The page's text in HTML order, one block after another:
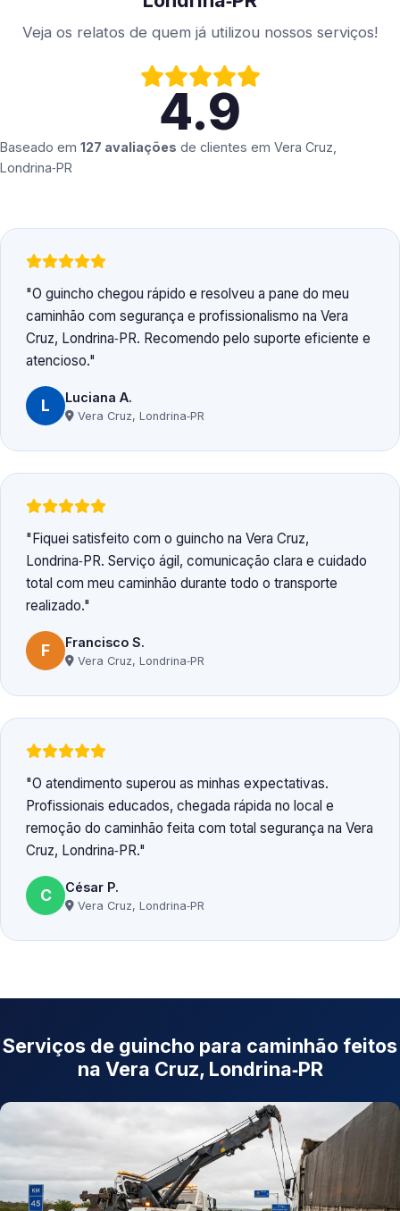
Veja os relatos de quem já utilizou nossos serviços!
4.9
Baseado em 127 avaliações de clientes em Vera Cruz,
Londrina‑PR
O guincho chegou rápido e resolveu a pane do meu
caminhão com segurança e profissionalismo na Vera
Cruz, Londrina‑PR. Recomendo pelo suporte eficiente e
atencioso.
L Luciana A.
Vera Cruz, Londrina‑PR
Fiquei satisfeito com o guincho na Vera Cruz,
Londrina‑PR. Serviço ágil, comunicação clara e cuidado
total com meu caminhão durante todo o transporte
realizado.
F Francisco S.
Vera Cruz, Londrina‑PR
O atendimento superou as minhas expectativas.
Profissionais educados, chegada rápida no local e
remoção do caminhão feita com total segurança na Vera
Cruz, Londrina‑PR.
C César P.
Vera Cruz, Londrina‑PR
Serviços de guincho para caminhão feitos
na Vera Cruz, Londrina‑PR